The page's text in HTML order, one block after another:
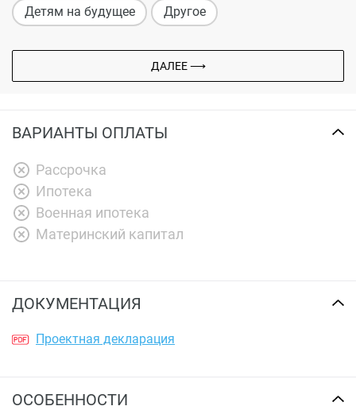
Детям на будущее Другое
ДАЛЕЕ ⟶
ВАРИАНТЫ ОПЛАТЫ
Рассрочка
Ипотека
Военная ипотека
Материнский капитал
ДОКУМЕНТАЦИЯ
Проектная декларация
ОСОБЕННОСТИ